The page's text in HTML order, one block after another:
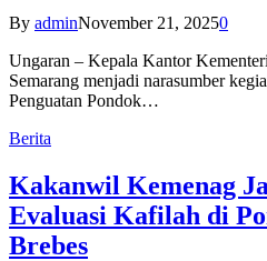
By adminNovember 21, 20250
Ungaran – Kepala Kantor
Semarang menjadi narasumber
Penguatan Pondok…
Berita
Kakanwil Kemenag
Evaluasi Kafilah di
Brebes